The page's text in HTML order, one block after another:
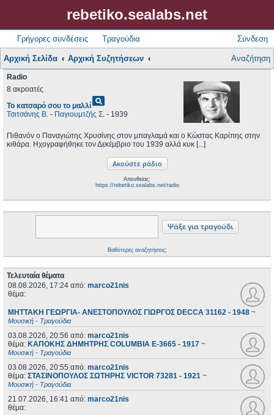
rebetiko.sealabs.net
Γρήγορες συνδέσεις Τραγούδια Σύνδεση
Αρχική Σελίδα Αρχική Συζητήσεων Αναζήτηση
Radio
8 ακροατές
Το κατσαρό σου το μαλλίpageview
Τσιτσάνης Β. - Παγιουμτζής Σ. - 1939
Πιθανόν ο Παναγιώτης Χρυσίνης στον μπαγλαμά και ο Κώστας Καρίπης στην
κιθάρα. Ηχογραφήθηκε τον Δεκέμβριο του 1939 αλλά κυκ [...]
Απευθείας:
https://rebetiko.sealabs.net/radio
Βαθύτερες αναζητήσεις;
Τελευταία θέματα
08.08.2026, 17:24 από: marco21nis
θέμα:
ΜΗΤΤΑΚΗ ΓΕΩΡΓΙΑ- ΑΝΕΣΤΟΠΟΥΛΟΣ ΓΙΩΡΓΟΣ DECCA 31162 - 1948 ~
Μουσική - Τραγούδια
03.08.2026, 20:56 από: marco21nis
θέμα: ΚΑΠΟΚΗΣ ΔΗΜΗΤΡΗΣ COLUMBIA E-3665 - 1917 ~
Μουσική - Τραγούδια
03.08.2026, 20:55 από: marco21nis
θέμα: ΣΤΑΣΙΝΟΠΟΥΛΟΣ ΣΩΤΗΡΗΣ VICTOR 73281 - 1921 ~
Μουσική - Τραγούδια
21.07.2026, 16:41 από: marco21nis
θέμα: